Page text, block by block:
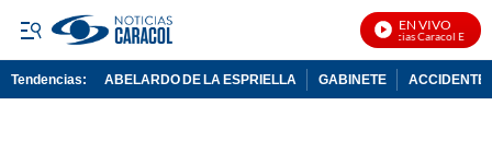
EN VIVO
Noticias Caracol En Vivo
Tendencias: ABELARDO DE LA ESPRIELLA GABINETE ACCIDENTE